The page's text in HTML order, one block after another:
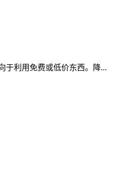
于利用免费或低价东西。降...